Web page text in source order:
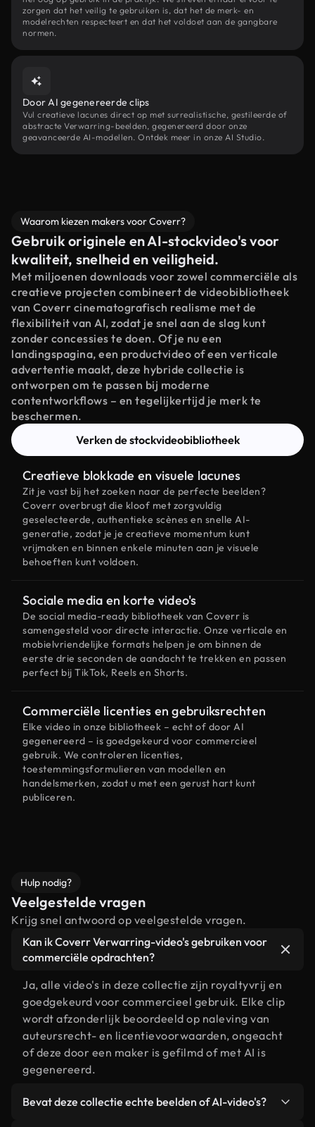
zorgen dat het veilig te gebruiken is, dat het de merk- en
modelrechten respecteert en dat het voldoet aan de gangbare
normen.
Door AI gegenereerde clips
Vul creatieve lacunes direct op met surrealistische, gestileerde of
abstracte Verwarring-beelden, gegenereerd door onze
geavanceerde AI-modellen. Ontdek meer in onze AI Studio.
Waarom kiezen makers voor Coverr?
Gebruik originele en AI-stockvideo's voor
kwaliteit, snelheid en veiligheid.
Met miljoenen downloads voor zowel commerciële als
creatieve projecten combineert de videobibliotheek
van Coverr cinematografisch realisme met de
flexibiliteit van AI, zodat je snel aan de slag kunt
zonder concessies te doen. Of je nu een
landingspagina, een productvideo of een verticale
advertentie maakt, deze hybride collectie is
ontworpen om te passen bij moderne
contentworkflows – en tegelijkertijd je merk te
beschermen.
Verken de stockvideobibliotheek
Creatieve blokkade en visuele lacunes
Zit je vast bij het zoeken naar de perfecte beelden?
Coverr overbrugt die kloof met zorgvuldig
geselecteerde, authentieke scènes en snelle AI-
generatie, zodat je je creatieve momentum kunt
vrijmaken en binnen enkele minuten aan je visuele
behoeften kunt voldoen.
Sociale media en korte video's
De social media-ready bibliotheek van Coverr is
samengesteld voor directe interactie. Onze verticale en
mobielvriendelijke formats helpen je om binnen de
eerste drie seconden de aandacht te trekken en passen
perfect bij TikTok, Reels en Shorts.
Commerciële licenties en gebruiksrechten
Elke video in onze bibliotheek – echt of door AI
gegenereerd – is goedgekeurd voor commercieel
gebruik. We controleren licenties,
toestemmingsformulieren van modellen en
handelsmerken, zodat u met een gerust hart kunt
publiceren.
Hulp nodig?
Veelgestelde vragen
Krijg snel antwoord op veelgestelde vragen.
Kan ik Coverr Verwarring-video's gebruiken voor
commerciële opdrachten?
Ja, alle video's in deze collectie zijn royaltyvrij en
goedgekeurd voor commercieel gebruik. Elke clip
wordt afzonderlijk beoordeeld op naleving van
auteursrecht- en licentievoorwaarden, ongeacht
of deze door een maker is gefilmd of met AI is
gegenereerd.
Bevat deze collectie echte beelden of AI-video's?